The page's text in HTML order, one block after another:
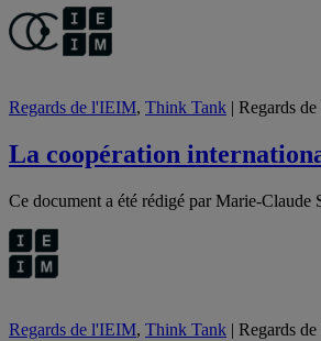
Regards de l'IEIM, Think Tank | Regards
La coopération
Ce document a été rédigé par Marie-
Regards de l'IEIM, Think Tank | Regards